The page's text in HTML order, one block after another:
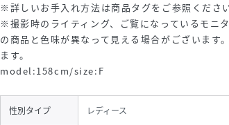
※詳しいお手入れ方法は商品タグをご参照ください
※撮影時のライティング、ご覧になっているモニ
の商品と色味が異なって見える場合がございます
ます。
model:158cm/size:F
性別タイプ レディース